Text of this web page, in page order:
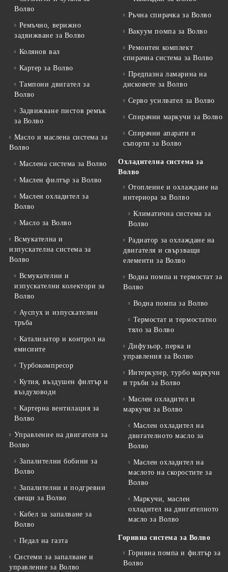
Волво
Ремъчно, верижно
задвижване за Волво
Колянов вал
Картер за Волво
Тампони двигател за
Волво
Задвижване пистов ремък
за Волво
Масло и маслена система за
Волво
Маслена система за Волво
Маслен филтър за Волво
Маслен охладител за
Волво
Масло за Волво
Всмукателна и
изпускателна система за
Волво
Всмукателни и
изпускателни колектори за
Волво
Ауспух и изпускателни
тръба
Катализатор и контрол на
емисиите
Турбокомпресор
Кутия, въздушен филтър и
въздуховоди
Картерна вентилация за
Волво
Управление на двигателя за
Волво
Запалителни бобини за
Волво
Запалителни и подгревни
свещи за Волво
Кабел за запалване за
Волво
Педал на газта
Системи за запалване и
управление за Волво
Ръчна спирачка за Волво
Вакуум помпа за Волво
Ремонтен комплект
спирачна система за Волво
Предпазна ламарина на
дисковете за Волво
Серво усилвател за Волво
Спирачни маркучи за Волво
Спирачни апарати и
съпорти за Волво
Охладителна система за
Волво
Отопление и охлаждане на
интериора за Волво
Климатична система за
Волво
Радиатор за охлаждане на
двигателя и свързващи
елементи за Волво
Водна помпа и термостат за
Волво
Водна помпа за Волво
Термостат и термостатно
тяло за Волво
Дифузьор, перка и
управления за Волво
Интеркулер, турбо маркучи
и тръби за Волво
Маслен охладител и
маркучи за Волво
Маслен охладител на
двигателното масло за
Волво
Маслен охладител на
маслото на скоростите за
Волво
Маркучи, маслен
охладител на двигателното
масло за Волво
Горивна система за Волво
Горивна помпа и филтър за
Волво